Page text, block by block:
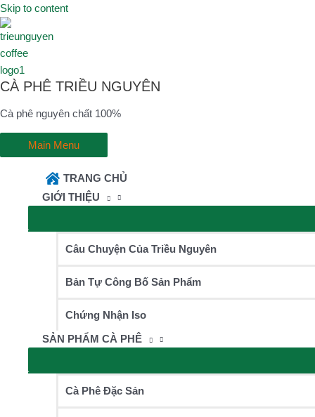
Skip to content
CÀ PHÊ TRIỀU NGUYÊN
Cà phê nguyên chất 100%
Main Menu
TRANG CHỦ
GIỚI THIỆU
Câu Chuyện Của Triều Nguyên
Bản Tự Công Bố Sản Phẩm
Chứng Nhận Iso
SẢN PHẨM CÀ PHÊ
Cà Phê Đặc Sản